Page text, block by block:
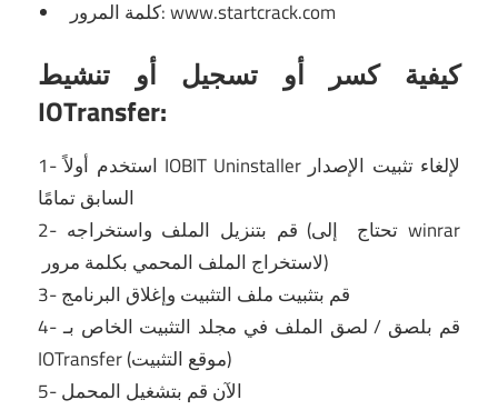
كلمة المرور: www.startcrack.com
كيفية كسر أو تسجيل أو تنشيط
IOTransfer:
IOBIT Uninstaller لإلغاء تثبيت الإصدار
2- قم بتنزيل الملف واستخراجه (تحتاج إلى winrar
لاستخراج الملف المحمي بكلمة مرور)
3- قم بتثبيت ملف التثبيت وإغلاق البرنامج
4- قم بلصق / لصق الملف في مجلد التثبيت الخاص بـ
IOTransfer (موقع التثبيت)
5- الآن قم بتشغيل المحمل